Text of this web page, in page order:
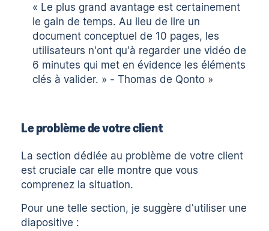
« Le plus grand avantage est certainement
le gain de temps. Au lieu de lire un
document conceptuel de 10 pages, les
utilisateurs n'ont qu'à regarder une vidéo de
6 minutes qui met en évidence les éléments
clés à valider. » - Thomas de Qonto »
Le problème de votre client
La section dédiée au problème de votre client
est cruciale car elle montre que vous
comprenez la situation.
Pour une telle section, je suggère d'utiliser une
diapositive :